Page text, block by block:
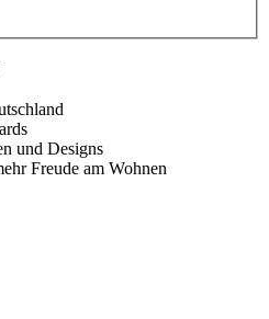
und Designs
Freude am Wohnen